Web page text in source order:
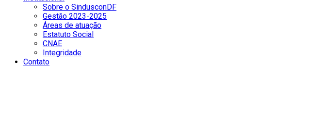
Sobre o SindusconDF
Gestão 2023-2025
Áreas de atuação
Estatuto Social
CNAE
Integridade
Contato